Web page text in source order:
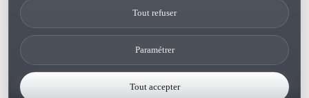
Tout refuser
Paramétrer
Tout accepter
Privacy Policy
Cookie preferences